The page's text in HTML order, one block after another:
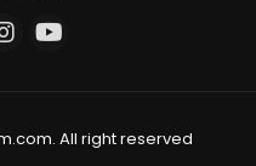
All right reserved